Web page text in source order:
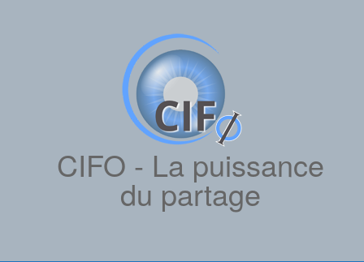
CIFO - La puissance
du partage